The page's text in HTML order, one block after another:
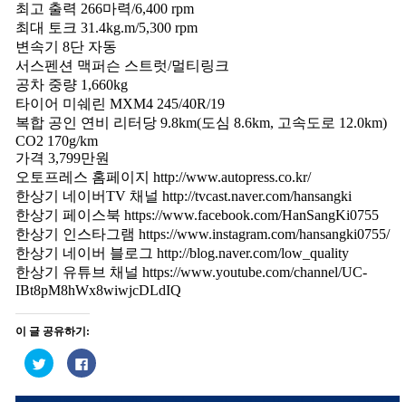
최고 출력 266마력/6,400 rpm
최대 토크 31.4kg.m/5,300 rpm
변속기 8단 자동
서스펜션 맥퍼슨 스트럿/멀티링크
공차 중량 1,660kg
타이어 미쉐린 MXM4 245/40R/19
복합 공인 연비 리터당 9.8km(도심 8.6km, 고속도로 12.0km)
CO2 170g/km
가격 3,799만원
오토프레스 홈페이지 http://www.autopress.co.kr/
한상기 네이버TV 채널 http://tvcast.naver.com/hansangki
한상기 페이스북 https://www.facebook.com/HanSangKi0755
한상기 인스타그램 https://www.instagram.com/hansangki0755/
한상기 네이버 블로그 http://blog.naver.com/low_quality
한상기 유튜브 채널 https://www.youtube.com/channel/UC-
IBt8pM8hWx8wiwjcDLdIQ
이 글 공유하기:
트
위
로
페
이
북